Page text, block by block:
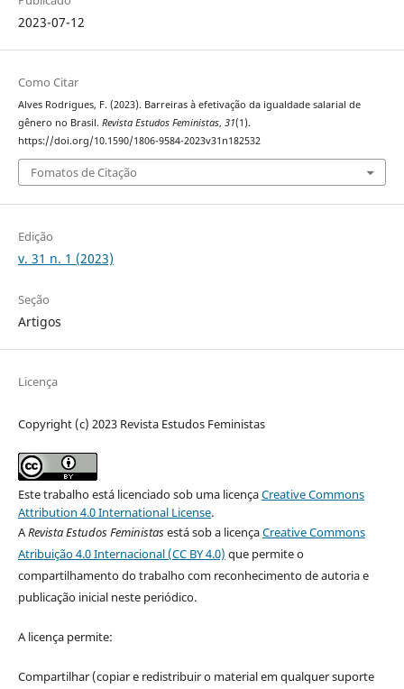
2023-07-12
Como Citar
Alves Rodrigues, F. (2023). Barreiras à efetivação da igualdade salarial de
gênero no Brasil. Revista Estudos Feministas, 31(1).
https://doi.org/10.1590/1806-9584-2023v31n182532
Fomatos de Citação
Edição
v. 31 n. 1 (2023)
Seção
Artigos
Licença
Copyright (c) 2023 Revista Estudos Feministas
Este trabalho está licenciado sob uma licençaCreative Commons
Attribution 4.0 International License.
ARevista Estudos Feministasestá sob a licençaCreative Commons
Atribuição 4.0 Internacional (CC BY 4.0) que permite o
compartilhamento do trabalho com reconhecimento de autoria e
publicação inicial neste periódico.
A licença permite:
Compartilhar (copiar e redistribuir o material em qualquer suporte